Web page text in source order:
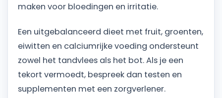
maken voor bloedingen en irritatie.
Een uitgebalanceerd dieet met fruit, groenten,
eiwitten en calciumrijke voeding ondersteunt
zowel het tandvlees als het bot. Als je een
tekort vermoedt, bespreek dan testen en
supplementen met een zorgverlener.